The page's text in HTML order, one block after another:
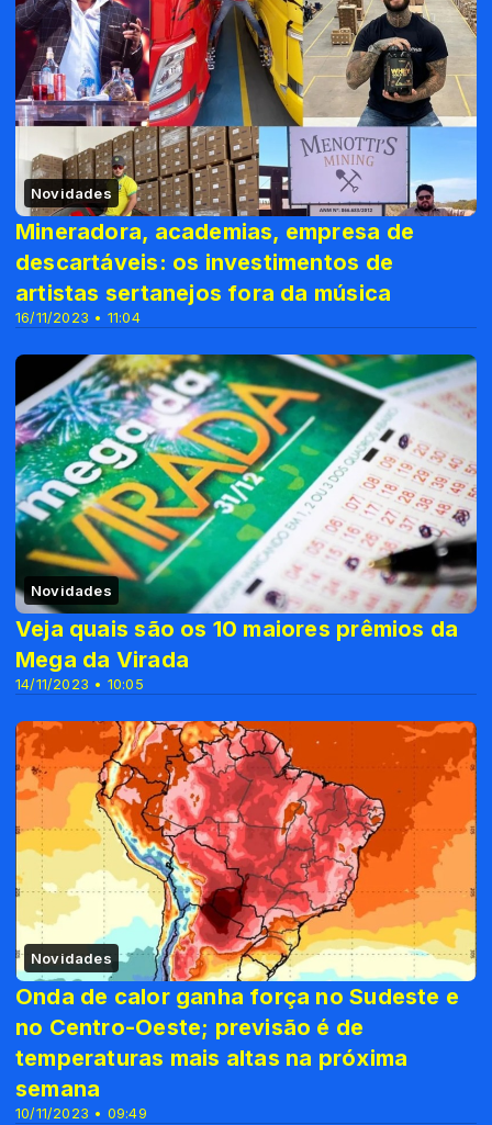
Novidades
16/11/2023 • 11:04
Mineradora, academias, empresa de
descartáveis: os investimentos de
artistas sertanejos fora da música
Novidades
14/11/2023 • 10:05
Veja quais são os 10 maiores prêmios da
Mega da Virada
Novidades
10/11/2023 • 09:49
Onda de calor ganha força no Sudeste e
no Centro-Oeste; previsão é de
temperaturas mais altas na próxima
semana